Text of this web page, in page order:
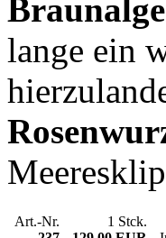
lange ein
Art.-Nr.
1 Stck.